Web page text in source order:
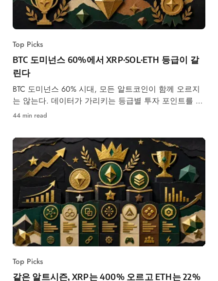
Top Picks
BTC 도미넌스 60%에서 XRP·SOL·ETH 등급이 갈
린다
BTC 도미넌스 60% 시대, 모든 알트코인이 함께 오르지
는 않는다. 데이터가 가리키는 등급별 투자 포인트를 정
리했다.
44 min read
Top Picks
같은 알트시즌, XRP는 400% 오르고 ETH는 22%